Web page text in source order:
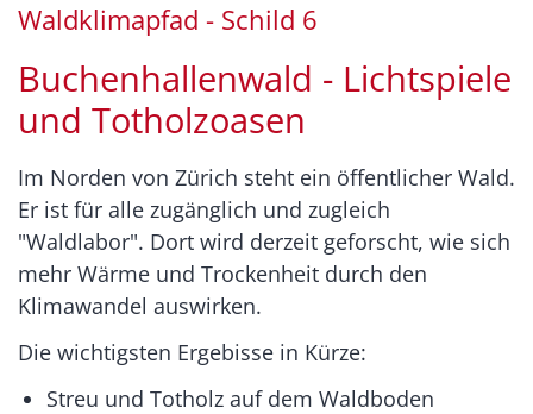
Waldklimapfad - Schild 6
Buchenhallenwald - Lichtspiele
und Totholzoasen
Im Norden von Zürich steht ein öffentlicher Wald.
Er ist für alle zugänglich und zugleich
"Waldlabor". Dort wird derzeit geforscht, wie sich
mehr Wärme und Trockenheit durch den
Klimawandel auswirken.
Die wichtigsten Ergebisse in Kürze:
Streu und Totholz auf dem Waldboden